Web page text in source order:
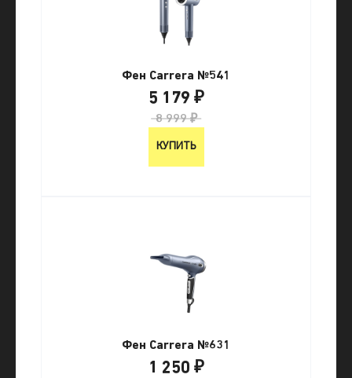
Фен Carrera №541
5 179 ₽
8 999 ₽
КУПИТЬ
Фен Carrera №631
1 250 ₽